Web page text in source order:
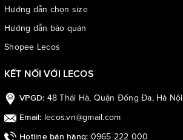
Hướng dẫn chọn size
Hướng dẫn bảo quản
Shopee Lecos
KẾT NỐI VỚI LECOS
VPGD: 48 Thái Hà, Quận Đống Đa, Hà Nội
Email: lecos.vn@gmail.com
Hotline bán hàng: 0965 222 000